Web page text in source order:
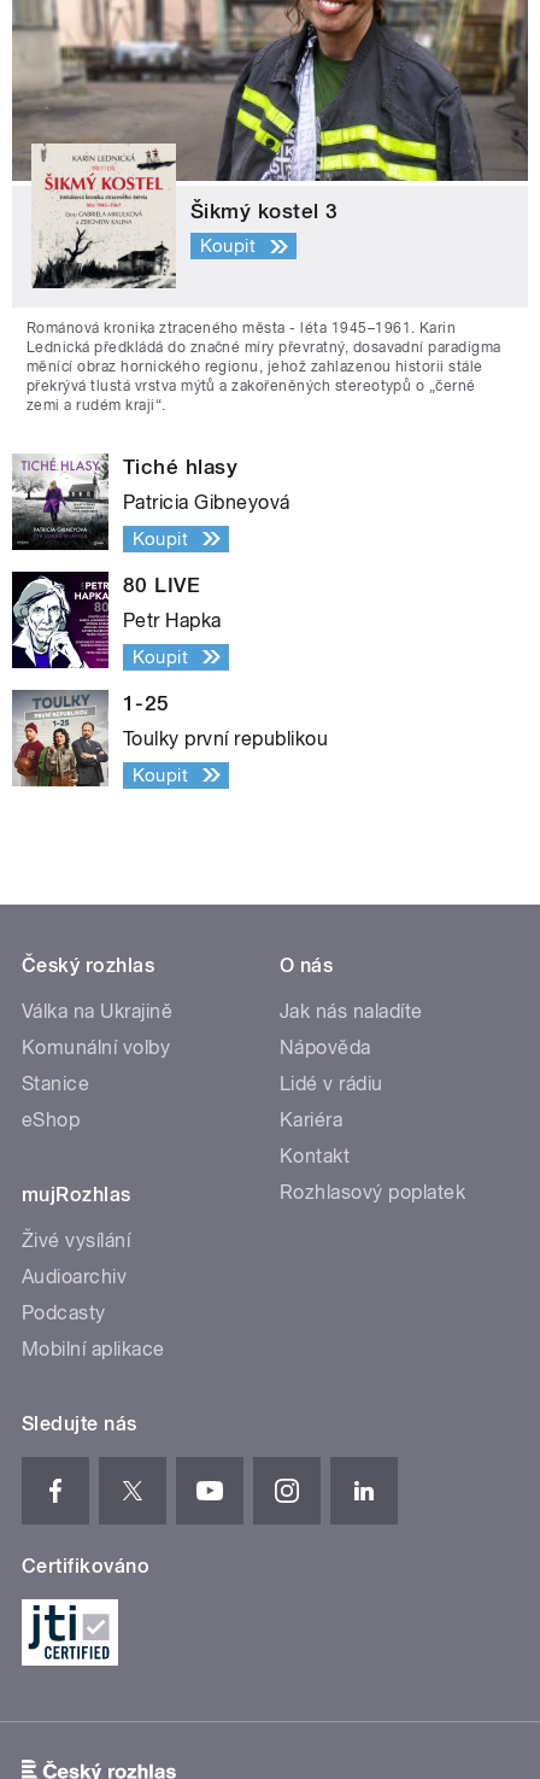
Šikmý kostel 3
Koupit
Románová kronika ztraceného města - léta 1945–1961. Karin
Lednická předkládá do značné míry převratný, dosavadní paradigma
měnící obraz hornického regionu, jehož zahlazenou historii stále
překrývá tlustá vrstva mýtů a zakořeněných stereotypů o „černé
zemi a rudém kraji“.
Tiché hlasy
Patricia Gibneyová
Koupit
80 LIVE
Petr Hapka
Koupit
1-25
Toulky první republikou
Koupit
Český rozhlas
Válka na Ukrajině
Komunální volby
Stanice
eShop
mujRozhlas
Živé vysílání
Audioarchiv
Podcasty
Mobilní aplikace
O nás
Jak nás naladíte
Nápověda
Lidé v rádiu
Kariéra
Kontakt
Rozhlasový poplatek
Sledujte nás
Certifikováno